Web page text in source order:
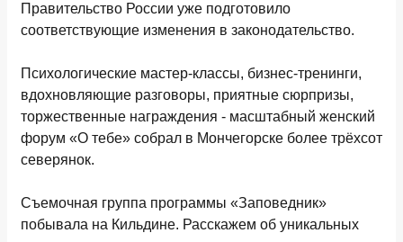
Правительство России уже подготовило
соответствующие изменения в законодательство.
Психологические мастер-классы, бизнес-тренинги,
вдохновляющие разговоры, приятные сюрпризы,
торжественные награждения - масштабный женский
форум «О тебе» собрал в Мончегорске более трёхсот
северянок.
Съемочная группа программы «Заповедник»
побывала на Кильдине. Расскажем об уникальных